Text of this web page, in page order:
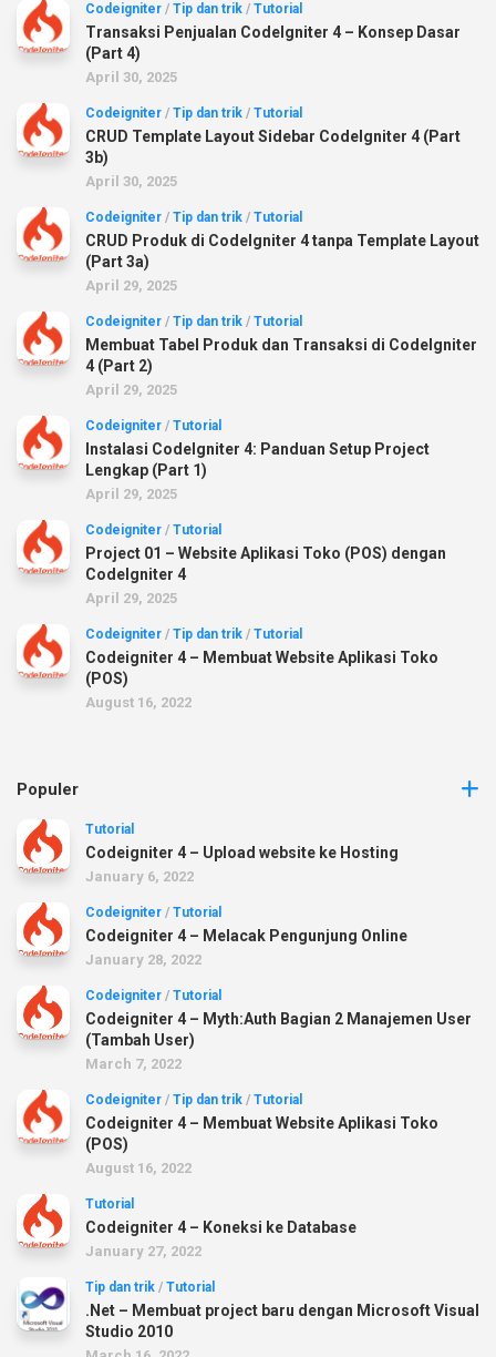
Codeigniter / Tip dan trik / Tutorial
Transaksi Penjualan CodeIgniter 4 – Konsep Dasar
(Part 4)
April 30, 2025
Codeigniter / Tip dan trik / Tutorial
CRUD Template Layout Sidebar CodeIgniter 4 (Part
3b)
April 30, 2025
Codeigniter / Tip dan trik / Tutorial
CRUD Produk di CodeIgniter 4 tanpa Template Layout
(Part 3a)
April 29, 2025
Codeigniter / Tip dan trik / Tutorial
Membuat Tabel Produk dan Transaksi di CodeIgniter
4 (Part 2)
April 29, 2025
Codeigniter / Tutorial
Instalasi CodeIgniter 4: Panduan Setup Project
Lengkap (Part 1)
April 29, 2025
Codeigniter / Tutorial
Project 01 – Website Aplikasi Toko (POS) dengan
CodeIgniter 4
April 29, 2025
Codeigniter / Tip dan trik / Tutorial
Codeigniter 4 – Membuat Website Aplikasi Toko
(POS)
August 16, 2022
Populer
Tutorial
Codeigniter 4 – Upload website ke Hosting
January 6, 2022
Codeigniter / Tutorial
Codeigniter 4 – Melacak Pengunjung Online
January 28, 2022
Codeigniter / Tutorial
Codeigniter 4 – Myth:Auth Bagian 2 Manajemen User
(Tambah User)
March 7, 2022
Codeigniter / Tip dan trik / Tutorial
Codeigniter 4 – Membuat Website Aplikasi Toko
(POS)
August 16, 2022
Tutorial
Codeigniter 4 – Koneksi ke Database
January 27, 2022
Tip dan trik / Tutorial
.Net – Membuat project baru dengan Microsoft Visual
Studio 2010